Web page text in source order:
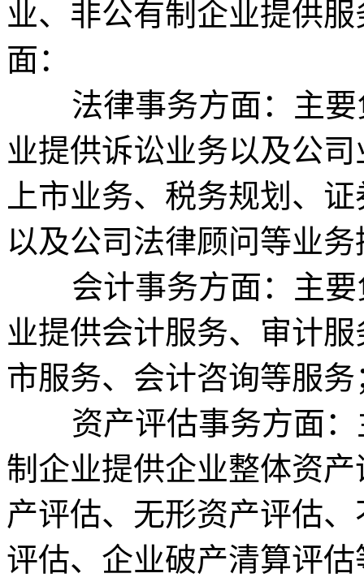
业、非公有制企业提供
面：
法律事务方面：主要
业提供诉讼业务以及公
上市业务、税务规划、
以及公司法律顾问等业
会计事务方面：主要
业提供会计服务、审计
市服务、会计咨询等服务
资产评估事务方面：
制企业提供企业整体资
产评估、无形资产评估
评估、企业破产清算评